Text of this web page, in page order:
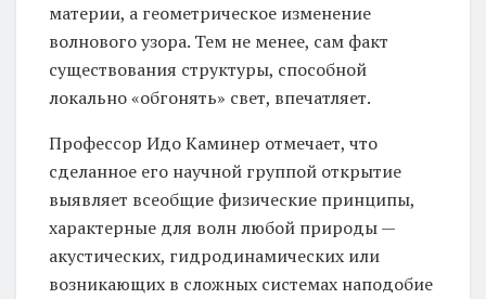
материи, а геометрическое изменение
волнового узора. Тем не менее, сам факт
существования структуры, способной
локально «обгонять» свет, впечатляет.
Профессор Идо Каминер отмечает, что
сделанное его научной группой открытие
выявляет всеобщие физические принципы,
характерные для волн любой природы —
акустических, гидродинамических или
возникающих в сложных системах наподобие